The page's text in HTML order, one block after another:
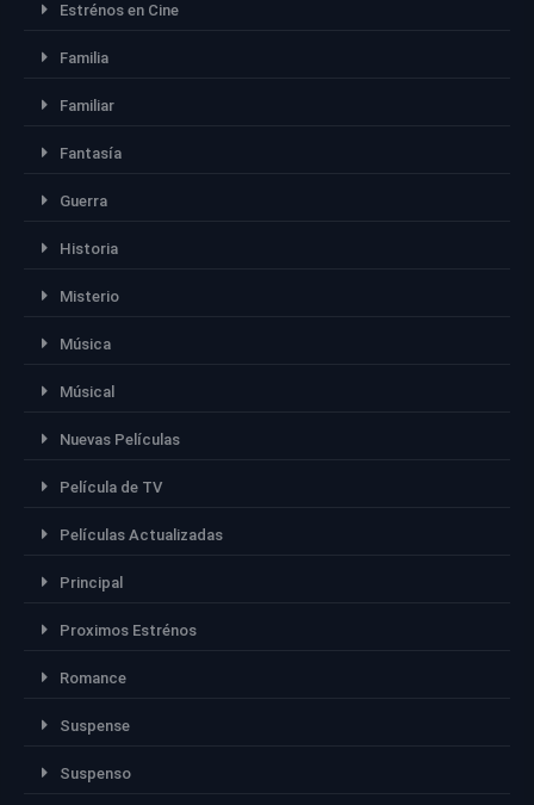
Estrénos en Cine
Familia
Familiar
Fantasía
Guerra
Historia
Misterio
Música
Músical
Nuevas Películas
Película de TV
Películas Actualizadas
Principal
Proximos Estrénos
Romance
Suspense
Suspenso